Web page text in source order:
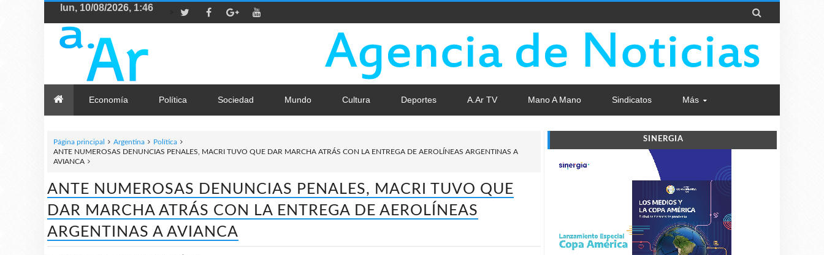

Economía Política Sociedad Mundo Cultura Deportes A.Ar TV Mano A Mano Sindicatos Más
Página principal Argentina
Política
ANTE NUMEROSAS DENUNCIAS PENALES, MACRI TUVO QUE DAR MARCHA ATRÁS CON LA ENTREGA DE AEROLÍNEAS ARGENTINAS A
AVIANCA
ANTE NUMEROSAS DENUNCIAS PENALES, MACRI TUVO QUE
DAR MARCHA ATRÁS CON LA ENTREGA DE AEROLÍNEAS
ARGENTINAS A AVIANCA
SINERGIA